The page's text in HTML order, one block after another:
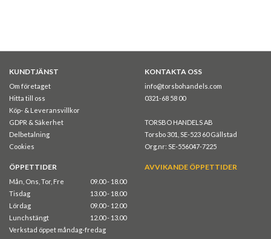
KUNDTJÄNST
Om företaget
Hitta till oss
Köp- & Leveransvillkor
GDPR & Säkerhet
Delbetalning
Cookies
KONTAKTA OSS
info@torsbohandels.com
0321-68 58 00
TORSBO HANDELS AB
Torsbo 301, SE-523 60 Gällstad
Org.nr: SE-556047-7225
ÖPPETTIDER
Mån, Ons, Tor, Fre
09.00 - 18.00
Tisdag
13.00 - 18.00
Lördag
09.00 - 12.00
Lunchstängt
12.00 - 13.00
Verkstad öppet måndag-fredag
AVVIKANDE ÖPPETTIDER